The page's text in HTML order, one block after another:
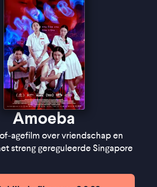
Amoeba
agefilm over vriendschap en
streng gereguleerde Singapore